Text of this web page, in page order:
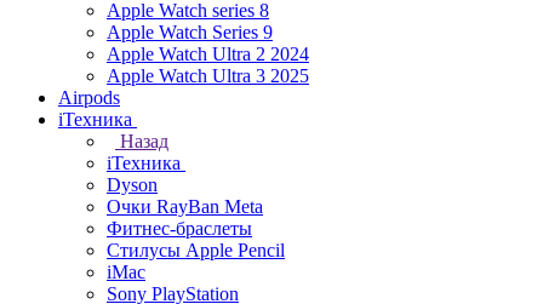
Apple Watch series 8
Apple Watch Series 9
Apple Watch Ultra 2 2024
Apple Watch Ultra 3 2025
Airpods
iТехника
Назад
iТехника
Dyson
Очки RayBan Meta
Фитнес-браслеты
Стилусы Apple Pencil
iMac
Sony PlayStation